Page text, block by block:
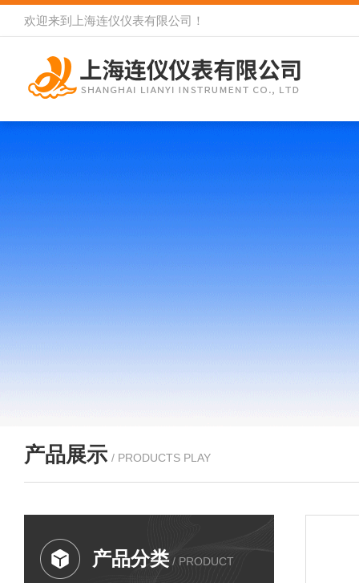
欢迎来到 上海连仪仪表有限公司 ！
产品展示 / PRODUCTS PLAY
产品分类 / PRODUCT